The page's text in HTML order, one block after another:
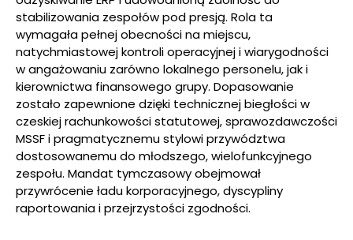
stabilizowania zespołów pod presją. Rola ta
wymagała pełnej obecności na miejscu,
natychmiastowej kontroli operacyjnej i wiarygodności
w angażowaniu zarówno lokalnego personelu, jak i
kierownictwa finansowego grupy. Dopasowanie
zostało zapewnione dzięki technicznej biegłości w
czeskiej rachunkowości statutowej, sprawozdawczości
MSSF i pragmatycznemu stylowi przywództwa
dostosowanemu do młodszego, wielofunkcyjnego
zespołu. Mandat tymczasowy obejmował
przywrócenie ładu korporacyjnego, dyscypliny
raportowania i przejrzystości zgodności.